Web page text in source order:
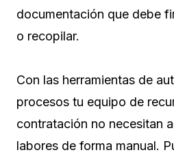
documentación que debe
o recopilar.
Con las herramientas de
procesos tu equipo de
contratación no necesitan
labores de forma manual.